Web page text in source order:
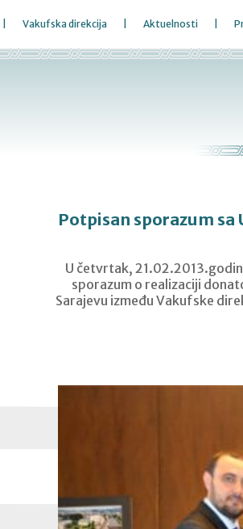
Vakufska direkcija Aktuelnosti
Potpisan sporazum sa
U četvrtak,
sporazum o realizaciji
Sarajevu između Vakufske